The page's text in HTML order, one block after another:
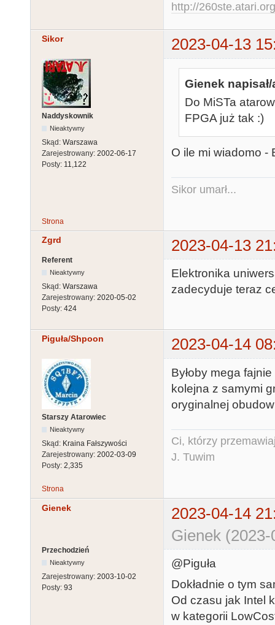
http://260ste.atari.org
Sikor 2023-04-13
Naddyskownik
Nieaktywny
Skąd: Warszawa
Zarejestrowany: 2002-06-17
Posty: 11,122
Gienek napisał/
Do MiSTa
FPGA już tak :)
O ile mi wiadomo -
Sikor umarł...
Strona
Zgrd 2023-04-13
Referent
Nieaktywny
Skąd: Warszawa
Zarejestrowany: 2020-05-02
Posty: 424
Elektronika
zadecyduje teraz
Piguła/Shpoon 2023-04-14
Starszy Atarowiec
Nieaktywny
Skąd: Kraina Fałszywości
Zarejestrowany: 2002-03-09
Posty: 2,335
Byłoby mega
kolejna z samymi
oryginalnej
Ci, którzy
J. Tuwim
Strona
Gienek
2023-04-14
Gienek
Przechodzień
Nieaktywny
Zarejestrowany: 2003-10-02
Posty: 93
@Piguła
Dokładnie o tym
Od czasu jak Intel
w kategorii